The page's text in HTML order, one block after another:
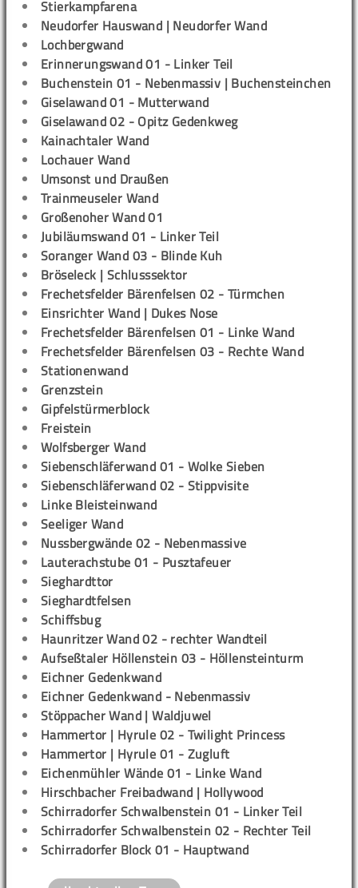
Stierkampfarena
Neudorfer Hauswand | Neudorfer Wand
Lochbergwand
Erinnerungswand 01 - Linker Teil
Buchenstein 01 - Nebenmassiv | Buchensteinchen
Giselawand 01 - Mutterwand
Giselawand 02 - Opitz Gedenkweg
Kainachtaler Wand
Lochauer Wand
Umsonst und Draußen
Trainmeuseler Wand
Großenoher Wand 01
Jubiläumswand 01 - Linker Teil
Soranger Wand 03 - Blinde Kuh
Bröseleck | Schlusssektor
Frechetsfelder Bärenfelsen 02 - Türmchen
Einsrichter Wand | Dukes Nose
Frechetsfelder Bärenfelsen 01 - Linke Wand
Frechetsfelder Bärenfelsen 03 - Rechte Wand
Stationenwand
Grenzstein
Gipfelstürmerblock
Freistein
Wolfsberger Wand
Siebenschläferwand 01 - Wolke Sieben
Siebenschläferwand 02 - Stippvisite
Linke Bleisteinwand
Seeliger Wand
Nussbergwände 02 - Nebenmassive
Lauterachstube 01 - Pusztafeuer
Sieghardttor
Sieghardtfelsen
Schiffsbug
Haunritzer Wand 02 - rechter Wandteil
Aufseßtaler Höllenstein 03 - Höllensteinturm
Eichner Gedenkwand
Eichner Gedenkwand - Nebenmassiv
Stöppacher Wand | Waldjuwel
Hammertor | Hyrule 02 - Twilight Princess
Hammertor | Hyrule 01 - Zugluft
Eichenmühler Wände 01 - Linke Wand
Hirschbacher Freibadwand | Hollywood
Schirradorfer Schwalbenstein 01 - Linker Teil
Schirradorfer Schwalbenstein 02 - Rechter Teil
Schirradorfer Block 01 - Hauptwand